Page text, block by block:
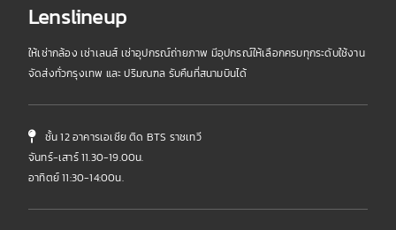
Lenslineup
ให้เช่ากล้อง เช่าเลนส์ เช่าอุปกรณ์ถ่ายภาพ มีอุปกรณ์ให้เลือกครบทุกระดับใช้งาน
จัดส่งทั่วกรุงเทพ และ ปริมณฑล รับคืนที่สนามบินได้
ชั้น 12 อาคารเอเชีย ติด BTS ราชเทวี
จันทร์-เสาร์ 11.30-19.00น.
อาทิตย์ 11:30-14:00น.